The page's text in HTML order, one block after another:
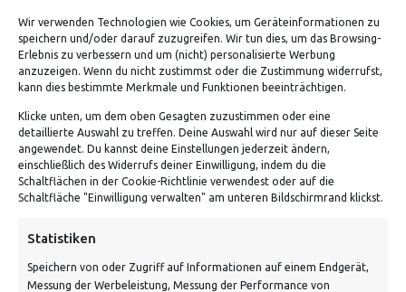
Wir verwenden Technologien wie Cookies, um Geräteinformationen zu
speichern und/oder darauf zuzugreifen. Wir tun dies, um das Browsing-
Erlebnis zu verbessern und um (nicht) personalisierte Werbung
anzuzeigen. Wenn du nicht zustimmst oder die Zustimmung widerrufst,
kann dies bestimmte Merkmale und Funktionen beeinträchtigen.
Klicke unten, um dem oben Gesagten zuzustimmen oder eine
detaillierte Auswahl zu treffen. Deine Auswahl wird nur auf dieser Seite
angewendet. Du kannst deine Einstellungen jederzeit ändern,
einschließlich des Widerrufs deiner Einwilligung, indem du die
Schaltflächen in der Cookie-Richtlinie verwendest oder auf die
Schaltfläche "Einwilligung verwalten" am unteren Bildschirmrand klickst.
Statistiken
Speichern von oder Zugriff auf Informationen auf einem Endgerät,
Messung der Werbeleistung, Messung der Performance von
VEGVISIR (WEISS)
ADRESSE
Von Tiling GmbH